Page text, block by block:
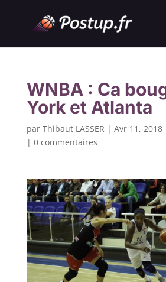
WNBA : Ca
York et Atlanta
par Thibaut LASSER | Avr 11, 2018
| 0 commentaires